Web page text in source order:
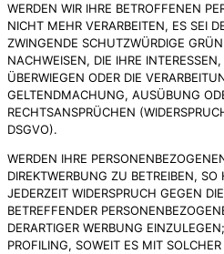
WERDEN WIR IHRE BETROFFENEN
NICHT MEHR VERARBEITEN, ES SEI
ZWINGENDE SCHUTZWÜRDIGE
NACHWEISEN, DIE IHRE
ÜBERWIEGEN ODER DIE
GELTENDMACHUNG, AUSÜBUNG
RECHTSANSPRÜCHEN
DSGVO).
WERDEN IHRE
DIREKTWERBUNG ZU BETREIBEN,
JEDERZEIT WIDERSPRUCH GEGEN
BETREFFENDER
DERARTIGER WERBUNG
PROFILING, SOWEIT ES MIT